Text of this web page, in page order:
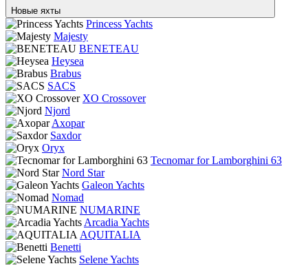
Новые яхты
Princess Yachts
Majesty
BENETEAU
Heysea
Brabus
SACS
XO Crossover
Njord
Axopar
Saxdor
Oryx
Tecnomar for Lamborghini 63
Nord Star
Galeon Yachts
Nomad
NUMARINE
Arcadia Yachts
AQUITALIA
Benetti
Selene Yachts